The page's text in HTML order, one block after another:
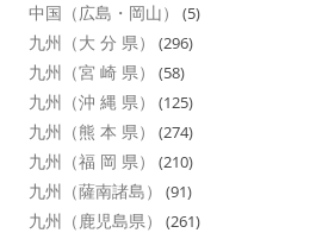
中国（広島・岡山） (5)
九州（大 分 県） (296)
九州（宮 崎 県） (58)
九州（沖 縄 県） (125)
九州（熊 本 県） (274)
九州（福 岡 県） (210)
九州（薩南諸島） (91)
九州（鹿児島県） (261)